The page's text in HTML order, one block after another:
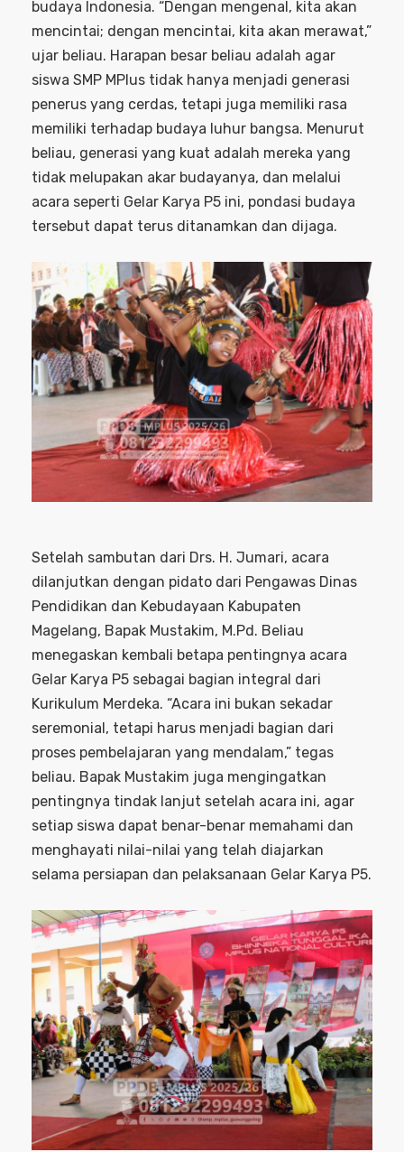
budaya Indonesia. “Dengan mengenal, kita akan
mencintai; dengan mencintai, kita akan merawat,”
ujar beliau. Harapan besar beliau adalah agar
siswa SMP MPlus tidak hanya menjadi generasi
penerus yang cerdas, tetapi juga memiliki rasa
memiliki terhadap budaya luhur bangsa. Menurut
beliau, generasi yang kuat adalah mereka yang
tidak melupakan akar budayanya, dan melalui
acara seperti Gelar Karya P5 ini, pondasi budaya
tersebut dapat terus ditanamkan dan dijaga.
Setelah sambutan dari Drs. H. Jumari, acara
dilanjutkan dengan pidato dari Pengawas Dinas
Pendidikan dan Kebudayaan Kabupaten
Magelang, Bapak Mustakim, M.Pd. Beliau
menegaskan kembali betapa pentingnya acara
Gelar Karya P5 sebagai bagian integral dari
Kurikulum Merdeka. “Acara ini bukan sekadar
seremonial, tetapi harus menjadi bagian dari
proses pembelajaran yang mendalam,” tegas
beliau. Bapak Mustakim juga mengingatkan
pentingnya tindak lanjut setelah acara ini, agar
setiap siswa dapat benar-benar memahami dan
menghayati nilai-nilai yang telah diajarkan
selama persiapan dan pelaksanaan Gelar Karya P5.